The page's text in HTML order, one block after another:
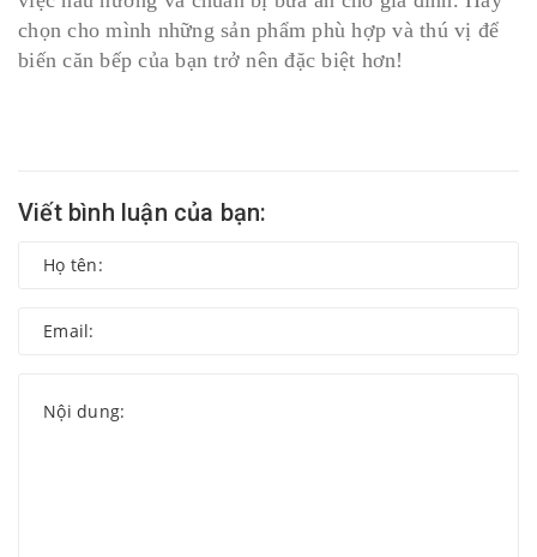
chọn cho mình những sản phẩm phù hợp và thú vị để
biến căn bếp của bạn trở nên đặc biệt hơn!
Viết bình luận của bạn: